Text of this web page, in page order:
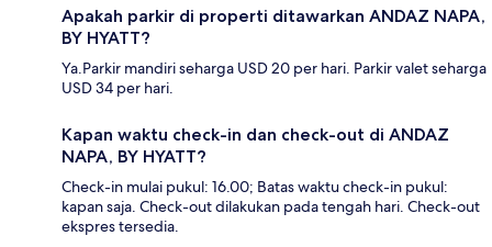
Apakah parkir di properti ditawarkan ANDAZ NAPA,
BY HYATT?
Ya.Parkir mandiri seharga USD 20 per hari. Parkir valet seharga
USD 34 per hari.
Kapan waktu check-in dan check-out di ANDAZ
NAPA, BY HYATT?
Check-in mulai pukul: 16.00; Batas waktu check-in pukul:
kapan saja. Check-out dilakukan pada tengah hari. Check-out
ekspres tersedia.